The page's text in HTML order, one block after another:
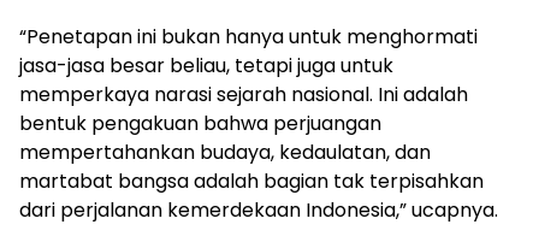
“Penetapan ini bukan hanya untuk menghormati
jasa-jasa besar beliau, tetapi juga untuk
memperkaya narasi sejarah nasional. Ini adalah
bentuk pengakuan bahwa perjuangan
mempertahankan budaya, kedaulatan, dan
martabat bangsa adalah bagian tak terpisahkan
dari perjalanan kemerdekaan Indonesia,” ucapnya.